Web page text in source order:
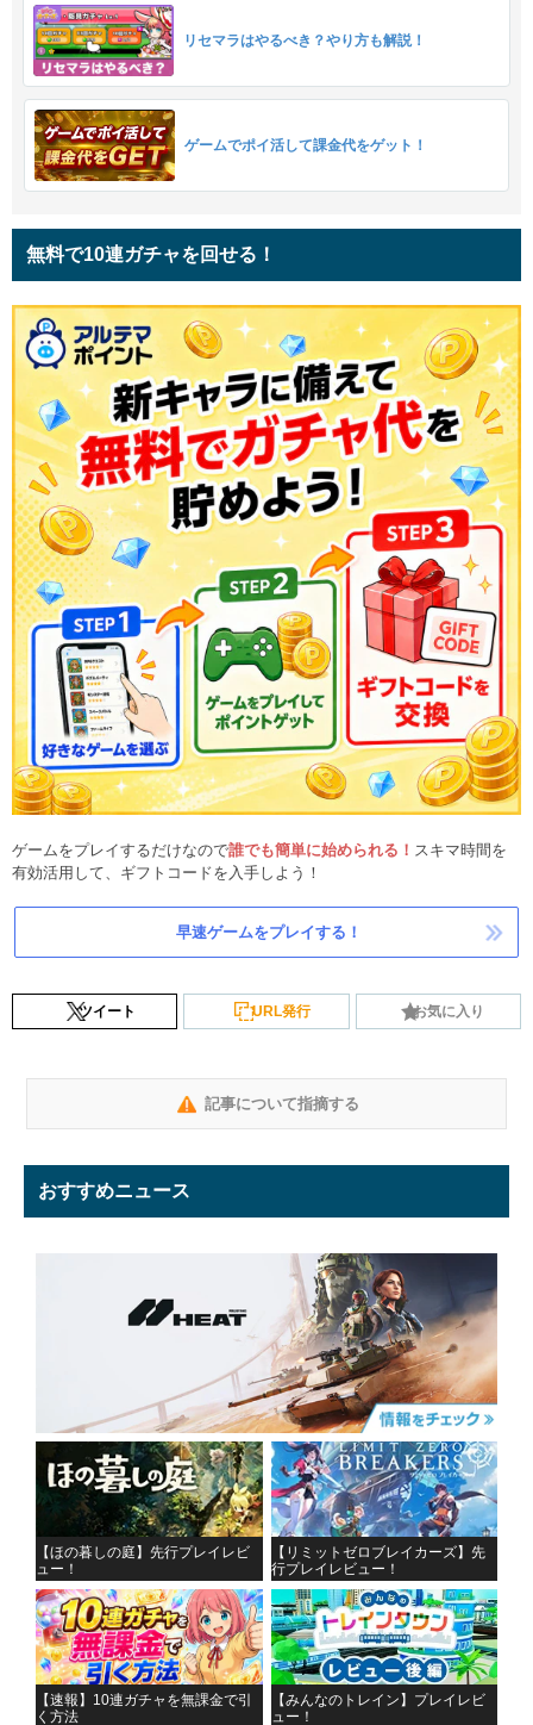
リセマラはやるべき？やり方も解説！
ゲームでポイ活して課金代をゲット！
無料で10連ガチャを回せる！
ゲームをプレイするだけなので誰でも簡単に始められる！ スキマ時間を
有効活用して、ギフトコードを入手しよう！
早速ゲームをプレイする！
ツイート URL発行 お気に入り
記事について指摘する
おすすめニュース
【ほの暮しの庭】先行プレイレビ
ュー！
【リミットゼロブレイカーズ】先
行プレイレビュー！
【速報】10連ガチャを無課金で引
く方法
【みんなのトレイン】プレイレビ
ュー！